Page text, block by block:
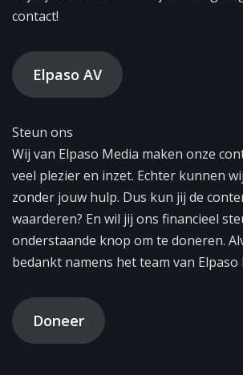
contact!
Elpaso AV
Steun ons
Wij van Elpaso Media maken onze
veel plezier en inzet. Echter kunnen
zonder jouw hulp. Dus kun jij de
waarderen? En wil jij ons financieel
onderstaande knop om te doneren.
bedankt namens het team van Elpaso
Doneer